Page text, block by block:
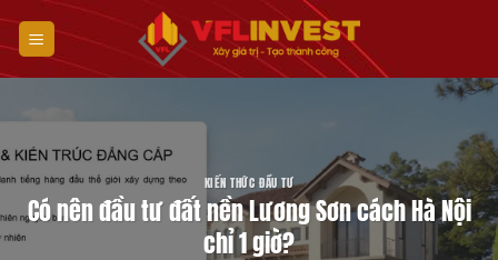
qua
nội
KIẾN THỨC ĐẦU TƯ
Có nên đầu tư đất nền Lương Sơn cách Hà Nội
chỉ 1 giờ?